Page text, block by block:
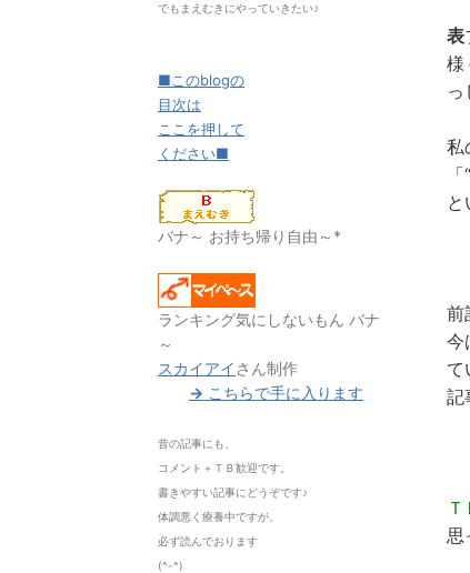
表
様
っ
私
と
前
今
て
記
思
でもまえむきにやっていきたい♪
■このblogの
目次は
ここを押して
ください■
バナ～ お持ち帰り自由～*
ランキング気にしないもん バナ
～
スカイアイ さん制作
→ こちらで手に入ります
昔の記事にも、
コメント＋ＴＢ歓迎です。
書きやすい記事にどうぞです♪
体調悪く療養中ですが、
必ず読んでおります
(^-^)